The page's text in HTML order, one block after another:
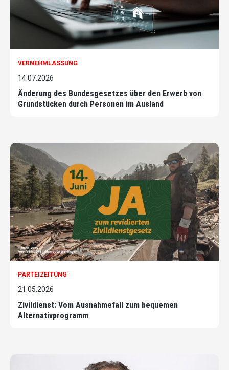
VERNEHMLASSUNG
14.07.2026
Änderung des Bundesgesetzes über den Erwerb von
Grundstücken durch Personen im Ausland
PARTEIZEITUNG
21.05.2026
Zivildienst: Vom Ausnahmefall zum bequemen
Alternativprogramm